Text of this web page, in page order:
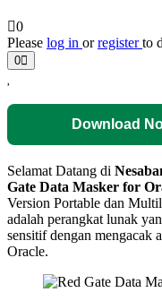
0
Please log in orregisterto
0
Download
Selamat Datang di
Gate Data Masker for
Version Portable dan
adalah perangkat lunak
sensitif dengan mengacak
Oracle.